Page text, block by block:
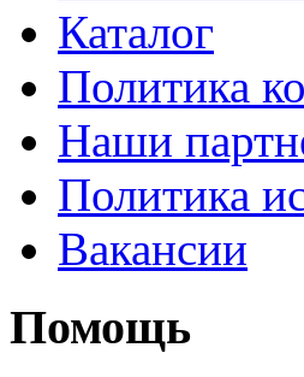
Каталог
Политика
Наши
Политика
Вакансии
Помощь